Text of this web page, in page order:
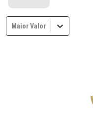
Maior Valor